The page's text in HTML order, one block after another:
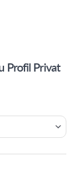
Profil Privat